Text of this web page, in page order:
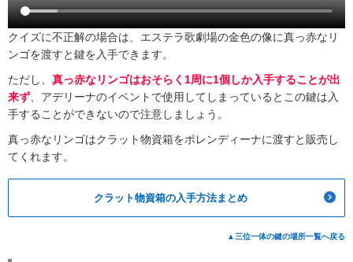
クイズに不正解の場合は、エステラ歌劇場の金色の像に真っ赤なリ
ンゴを渡すと鍵を入手できます。
ただし、 真っ赤なリンゴはおそらく1周に1個しか入手することが出
来ず 、アデリーナのイベントで使用してしまっているとこの鍵は入
手することができないので注意しましょう。
真っ赤なリンゴはクラット物資箱をポレンディーナに渡すと販売し
てくれます。
クラット物資箱の入手方法まとめ
▲三位一体の鍵の場所一覧へ戻る